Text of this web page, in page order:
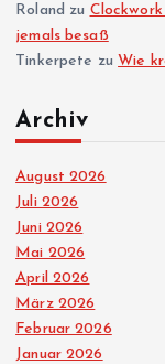
Roland zu
jemals besaß
Tinkerpete zu Wie
Archiv
August 2026
Juli 2026
Juni 2026
Mai 2026
April 2026
März 2026
Februar 2026
Januar 2026